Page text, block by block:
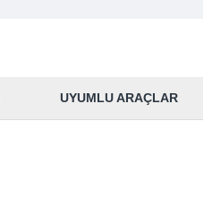
UYUMLU ARAÇLAR